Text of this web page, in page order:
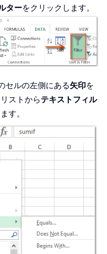
ターをクリックします。
セルの左側にある矢印を
ストからテキストフィル
す。